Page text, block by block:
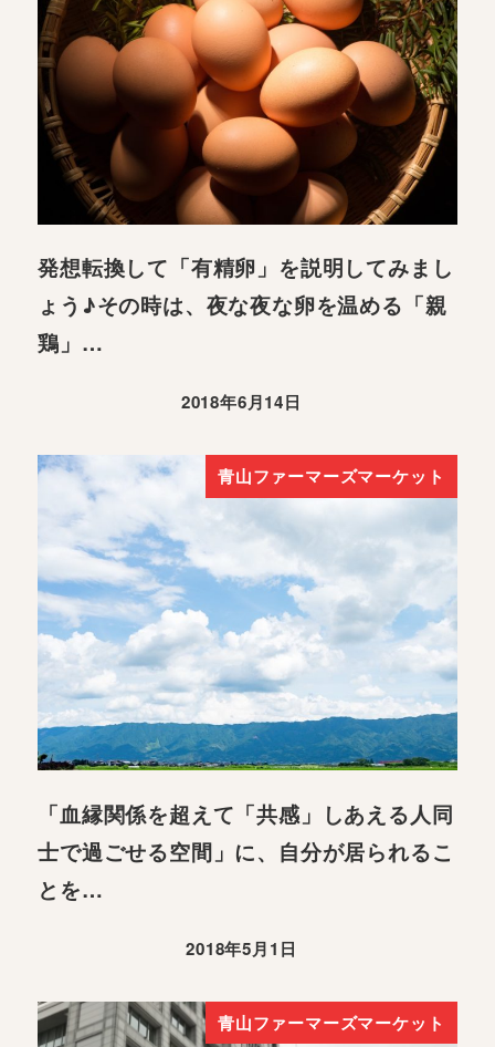
発想転換して「有精卵」を説明してみまし
ょう♪その時は、夜な夜な卵を温める「親
鶏」…
2018年6月14日
青山ファーマーズマーケット
「血縁関係を超えて「共感」しあえる人同
士で過ごせる空間」に、自分が居られるこ
とを…
2018年5月1日
青山ファーマーズマーケット